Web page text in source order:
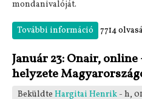
mondanivalóját.
További információ Szakmai
tartalommal
7714
Január 23: Onair,
helyzete
Beküldte Hargitai Henrik - h,